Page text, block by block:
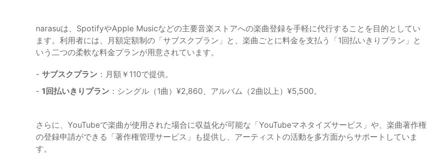
narasuは、SpotifyやApple Musicなどの主要音楽ストアへの楽曲登録を手軽に代行することを目的としてい
ます。利用者には、月額定額制の「サブスクプラン」と、楽曲ごとに料金を支払う「1回払いきりプラン」と
いう二つの柔軟な料金プランが用意されています。
- サブスクプラン ：月額￥110で提供。
- 1回払いきりプラン ：シングル（1曲）¥2,860、アルバム（2曲以上）¥5,500。
さらに、YouTubeで楽曲が使用された場合に収益化が可能な「YouTubeマネタイズサービス」や、楽曲著作権
の登録申請ができる「著作権管理サービス」も提供し、アーティストの活動を多方面からサポートしていま
す。